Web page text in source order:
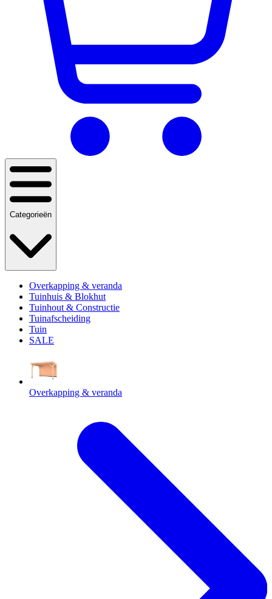
Categorieën
Overkapping & veranda
Tuinhuis & Blokhut
Tuinhout & Constructie
Tuinafscheiding
Tuin
SALE
Overkapping & veranda